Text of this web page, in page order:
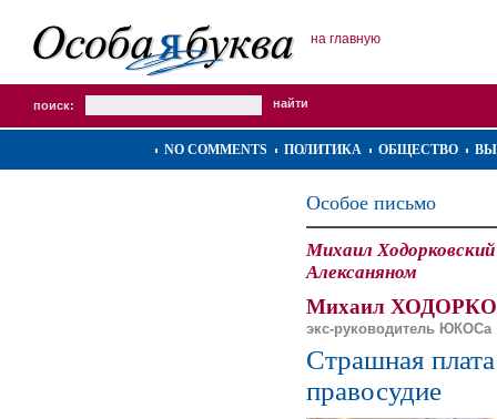
на главную
поиск:
NO COMMENTS ПОЛИТИКА ОБЩЕСТВО
Особое письмо
Михаил
Алексаняном
Михаил
экс-руководитель ЮКОСа
Страшная
правосудие